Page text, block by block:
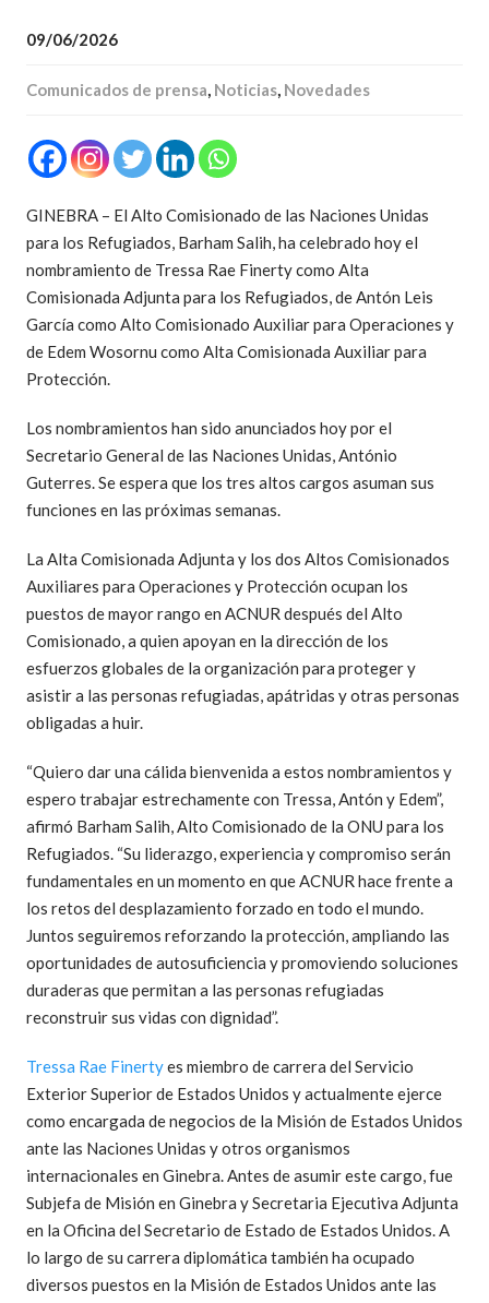
09/06/2026
Comunicados de prensa, Noticias, Novedades
GINEBRA – El Alto Comisionado de las Naciones Unidas
para los Refugiados, Barham Salih, ha celebrado hoy el
nombramiento de Tressa Rae Finerty como Alta
Comisionada Adjunta para los Refugiados, de Antón Leis
García como Alto Comisionado Auxiliar para Operaciones y
de Edem Wosornu como Alta Comisionada Auxiliar para
Protección.
Los nombramientos han sido anunciados hoy por el
Secretario General de las Naciones Unidas, António
Guterres. Se espera que los tres altos cargos asuman sus
funciones en las próximas semanas.
La Alta Comisionada Adjunta y los dos Altos Comisionados
Auxiliares para Operaciones y Protección ocupan los
puestos de mayor rango en ACNUR después del Alto
Comisionado, a quien apoyan en la dirección de los
esfuerzos globales de la organización para proteger y
asistir a las personas refugiadas, apátridas y otras personas
obligadas a huir.
“Quiero dar una cálida bienvenida a estos nombramientos y
espero trabajar estrechamente con Tressa, Antón y Edem”,
afirmó Barham Salih, Alto Comisionado de la ONU para los
Refugiados. “Su liderazgo, experiencia y compromiso serán
fundamentales en un momento en que ACNUR hace frente a
los retos del desplazamiento forzado en todo el mundo.
Juntos seguiremos reforzando la protección, ampliando las
oportunidades de autosuficiencia y promoviendo soluciones
duraderas que permitan a las personas refugiadas
reconstruir sus vidas con dignidad”.
Tressa Rae Finertyes miembro de carrera del Servicio
Exterior Superior de Estados Unidos y actualmente ejerce
como encargada de negocios de la Misión de Estados Unidos
ante las Naciones Unidas y otros organismos
internacionales en Ginebra. Antes de asumir este cargo, fue
Subjefa de Misión en Ginebra y Secretaria Ejecutiva Adjunta
en la Oficina del Secretario de Estado de Estados Unidos. A
lo largo de su carrera diplomática también ha ocupado
diversos puestos en la Misión de Estados Unidos ante las